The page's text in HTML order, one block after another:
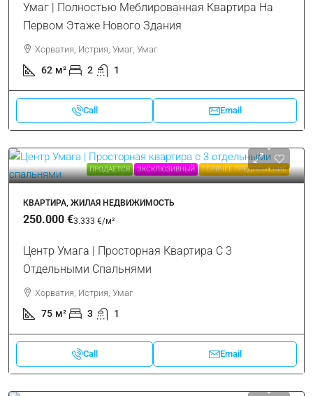
Умаг | Полностью Меблированная Квартира На
Первом Этаже Нового Здания
Хорватия, Истрия, Умаг, Умаг
62 м² 2 1
Call Email
ПРОДАЕТСЯ ЭКСКЛЮЗИВНЫЙ ГОРЯЧЕЕ ПРЕДЛОЖЕНИЕ
КВАРТИРА, ЖИЛАЯ НЕДВИЖИМОСТЬ
250.000 €3.333 €/м²
Центр Умага | Просторная Квартира С 3
Отдельными Спальнями
Хорватия, Истрия, Умаг
75 м² 3 1
Call Email